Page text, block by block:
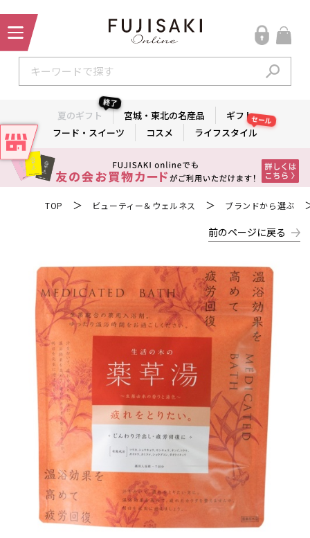
夏のギフト
終了
宮城・東北の名産品
ギフト
フード・スイーツ
コスメ ライフスタイル
セール
TOP ＞ ビューティー＆ウェルネス ＞ ブランドから選ぶ
前のページに戻る